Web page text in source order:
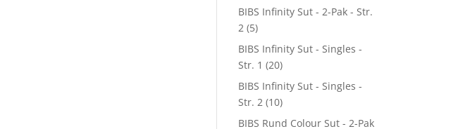
BIBS Infinity Sut - 2-Pak - Str.
2 (5)
BIBS Infinity Sut - Singles -
Str. 1 (20)
BIBS Infinity Sut - Singles -
Str. 2 (10)
BIBS Rund Colour Sut - 2-Pak